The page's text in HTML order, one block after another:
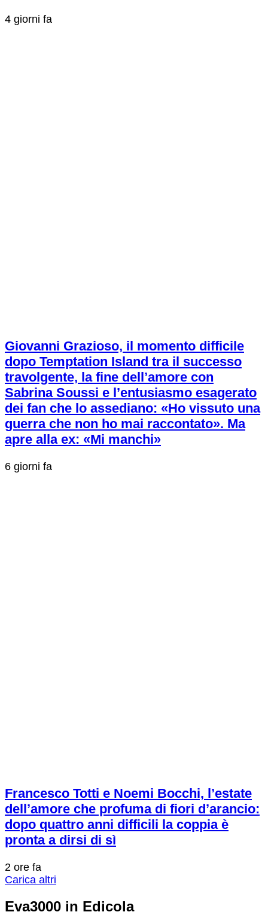
4 giorni fa
Giovanni Grazioso, il momento difficile
dopo Temptation Island tra il successo
travolgente, la fine dell’amore con
Sabrina Soussi e l’entusiasmo esagerato
dei fan che lo assediano: «Ho vissuto una
guerra che non ho mai raccontato». Ma
apre alla ex: «Mi manchi»
6 giorni fa
Francesco Totti e Noemi Bocchi, l’estate
dell’amore che profuma di fiori d’arancio:
dopo quattro anni difficili la coppia è
pronta a dirsi di sì
2 ore fa
Carica altri
Eva3000 in Edicola